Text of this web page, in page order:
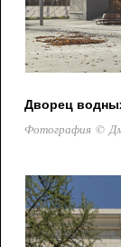
Дворец
Фотография ©